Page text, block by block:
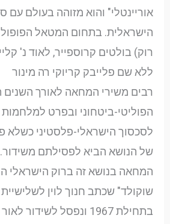
אוריינטלי" והוא מזוהה בעולם
הישראלית. בתחום המטאל
רוק) בולטים קרוספייר, לאוד נ'
ללא שם פלייבק קריוקי רה מינור
רבים משירי המחאה לאורך השנים
הפוליטי-ביטחוני ובפרט
לסכסוך הישראלי-פלסטיני כשלא
של הנושא הביא לפסילתם משידור.
המחאה בנושא זה ברוק הישראלי
שוקולד" שכתב חנוך לוין
בתחילת 1967 ונפסל